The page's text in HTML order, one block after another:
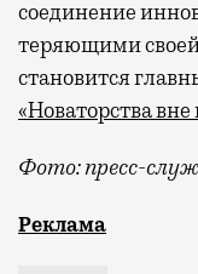
соединение
теряющими
становится
«Новаторства
Фото: пресс-
Рекламные
Реклама